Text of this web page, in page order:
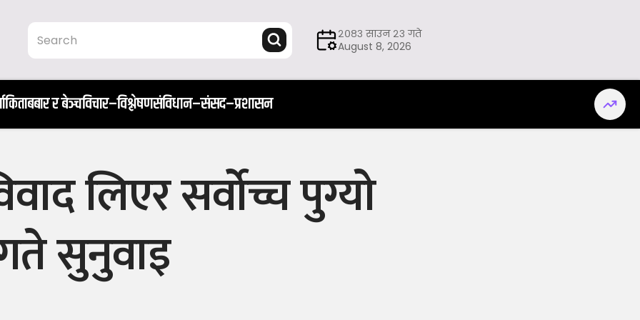
२०८३ साउन २३ गते
August 8, 2026
किताबबार र बेञ्चविचार–विश्लेषणसंविधान–संसद–प्रशासन
लिएर सर्वाेच्च पुग्याे
सुनुवाइ